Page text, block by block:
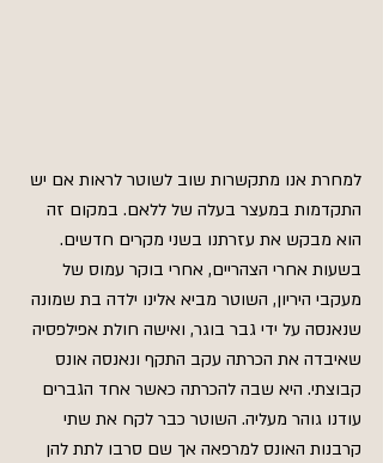
למחרת אנו מתקשרות שוב לשוטר לראות אם יש
התקדמות במעצר בעלה של ללאם. במקום זה
הוא מבקש את עזרתנו בשני מקרים חדשים.
בשעות אחרי הצהריים, אחרי בוקר עמוס של
מעקבי היריון, השוטר מביא אלינו ילדה בת שמונה
שנאנסה על ידי גבר בוגר, ואישה חולת אפילפסיה
שאיבדה את הכרתה עקב התקף ונאנסה אונס
קבוצתי. היא שבה להכרתה כאשר אחד הגברים
עודנו גוהר מעליה. השוטר כבר לקח את שתי
קרבנות האונס למרפאה אך שם סרבו לתת להן